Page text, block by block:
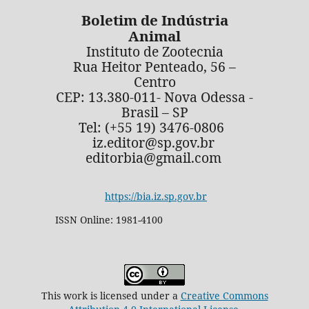
Boletim de Indústria
Animal
Instituto de Zootecnia
Rua Heitor Penteado, 56 –
Centro
CEP: 13.380-011- Nova Odessa -
Brasil – SP
Tel: (+55 19) 3476-0806
iz.editor@sp.gov.br
editorbia@gmail.com
https://bia.iz.sp.gov.br
ISSN Online: 1981-4100
This work is licensed under a Creative Commons